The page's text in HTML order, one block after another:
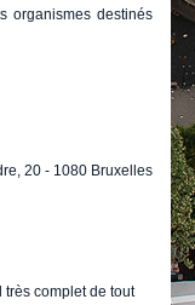
organismes destinés
20 - 1080 Bruxelles
complet de tout